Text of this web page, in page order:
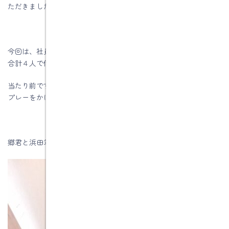
ただきました。
今回は、社員大工の郷君と浜田君も勉強のために同行してもらい
合計４人で伺いました。
当たり前ですが、全員マスクを着用して、部屋に入る前に除菌ス
プレーをかけてから伺いました。
郷君と浜田君は床下に潜っての点検です。